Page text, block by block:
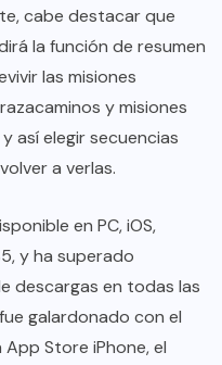
cabe destacar que
la función de resumen
las misiones
y misiones
así elegir secuencias
a verlas.
en PC, iOS,
y ha superado
descargas en todas las
galardonado con el
App Store iPhone, el